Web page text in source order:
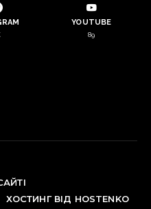
YOUTUBE
89
ХОСТИНГ ВІД HOSTENKO